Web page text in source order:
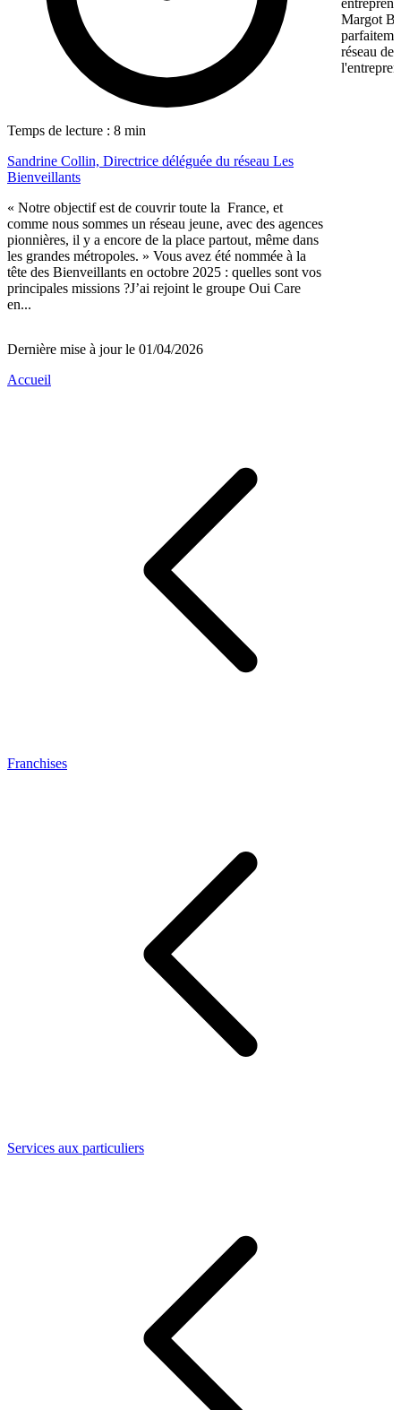
Temps de lecture : 8 min
Sandrine Collin, Directrice déléguée du réseau Les
Bienveillants
« Notre objectif est de couvrir toute la France, et
comme nous sommes un réseau jeune, avec des agences
pionnières, il y a encore de la place partout, même dans
les grandes métropoles. » Vous avez été nommée à la
tête des Bienveillants en octobre 2025 : quelles sont vos
principales missions ?J’ai rejoint le groupe Oui Care
en...
Margot
réseau de
Dernière mise à jour le 01/04/2026
Accueil
Franchises
Services aux particuliers